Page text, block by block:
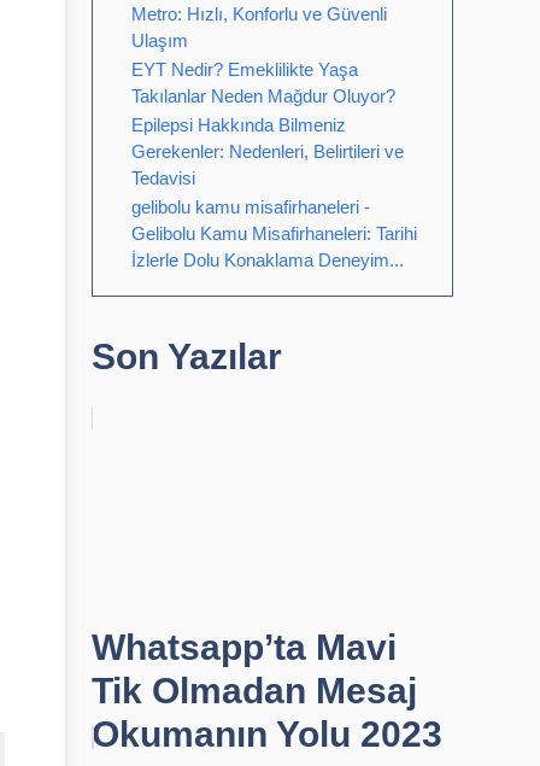
Metro: Hızlı, Konforlu ve Güvenli
Ulaşım
EYT Nedir? Emeklilikte Yaşa
Takılanlar Neden Mağdur Oluyor?
Epilepsi Hakkında Bilmeniz
Gerekenler: Nedenleri, Belirtileri ve
Tedavisi
gelibolu kamu misafirhaneleri -
Gelibolu Kamu Misafirhaneleri: Tarihi
İzlerle Dolu Konaklama Deneyim...
Son Yazılar
Whatsapp’ta Mavi
Tik Olmadan Mesaj
Okumanın Yolu 2023